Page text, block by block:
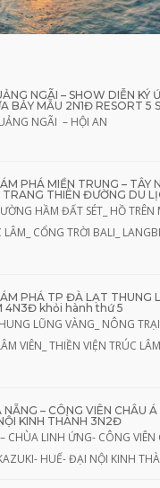
NGÃI – SHOW DIỄN KÝ
BẢY MẪU 2N1Đ RESORT 5
QUẢNG NGÃI – HỘI
PHÁ MIỀN TRUNG – TÂY
TRANG THIÊN ĐƯỜNG DU
HẦM ĐẤT SÉT_ HỒ TRÊN
LÂM_ CỔNG TRỜI BALI_
PHÁ TP ĐÀ LẠT THUNG
4N3Đ khỏi hành thứ 5
LŨNG VÀNG_ NÔNG
VIÊN_ THIỀN VIỆN TRÚC
– CÔNG VIÊN CHÂU Á
KINH THÀNH 3N2Đ
CHÙA LINH ỨNG- CÔNG VIÊN
HUẾ- ĐẠI NỘI KINH